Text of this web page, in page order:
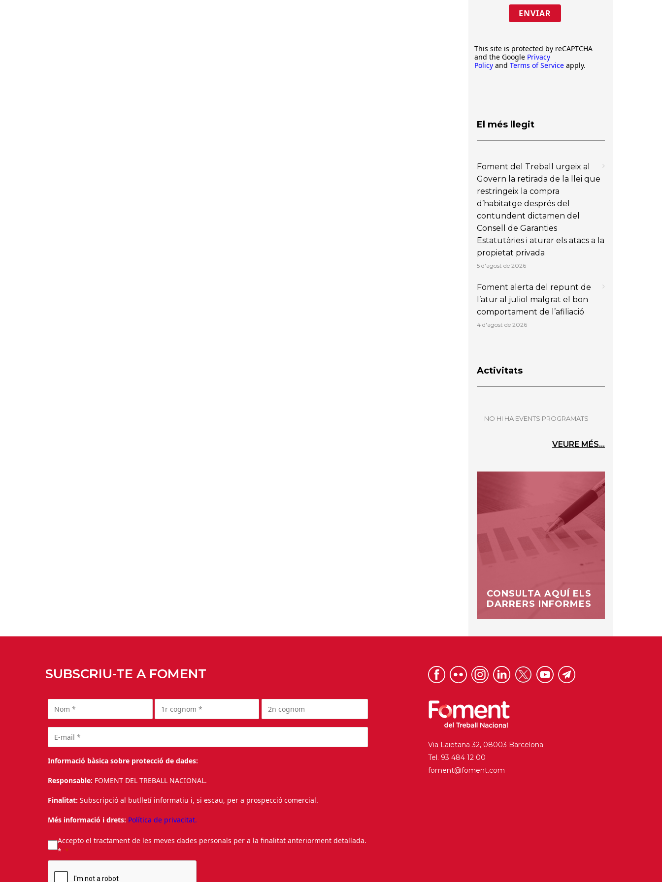
ENVIAR
This site is protected by reCAPTCHA
and the Google Privacy
Policy and Terms of Service apply.
El més llegit
Foment del Treball urgeix al
Govern la retirada de la llei que
restringeix la compra
d’habitatge després del
contundent dictamen del
Consell de Garanties
Estatutàries i aturar els atacs a la
propietat privada
5 d'agost de 2026
Foment alerta del repunt de
l’atur al juliol malgrat el bon
comportament de l’afiliació
4 d'agost de 2026
Activitats
NO HI HA EVENTS PROGRAMATS
VEURE MÉS...
CONSULTA AQUÍ ELS
DARRERS INFORMES
SUBSCRIU-TE A FOMENT
Informació bàsica sobre protecció de dades:
Responsable: FOMENT DEL TREBALL NACIONAL.
Finalitat: Subscripció al butlletí informatiu i, si escau, per a prospecció comercial.
Més informació i drets: Política de privacitat.
Accepto el tractament de les meves dades personals per a la finalitat anteriorment detallada.
*
Via Laietana 32, 08003 Barcelona
Tel. 93 484 12 00
foment@foment.com